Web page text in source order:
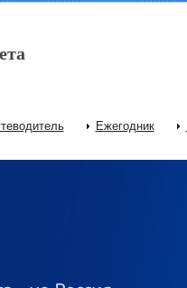
Ежегодник